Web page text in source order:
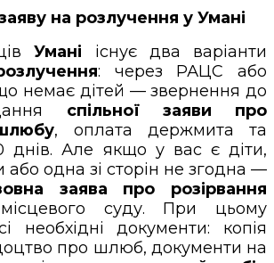
на розлучення у Умані
Умані існує два варіанти
: через РАЦС або
немає дітей — звернення до
спільної заяви про
, оплата держмита та
днів. Але якщо у вас є діти,
або одна зі сторін не згодна —
заява про розірвання
суду. При цьому
необхідні документи: копія
про шлюб, документи на